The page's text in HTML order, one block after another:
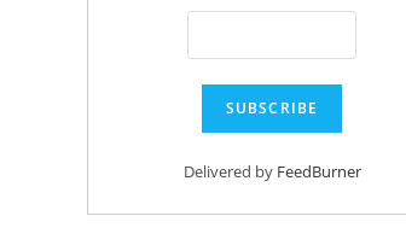
Delivered by FeedBurner